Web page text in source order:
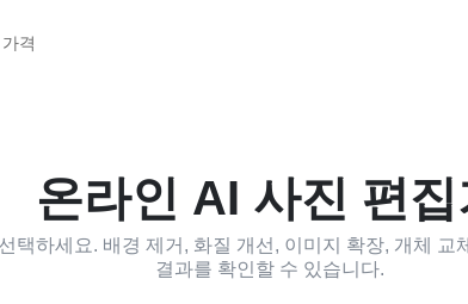
가격
온라인 AI 사진 편집
택하세요. 배경 제거, 화질 개선, 이미지 확장, 개체 교
결과를 확인할 수 있습니다.